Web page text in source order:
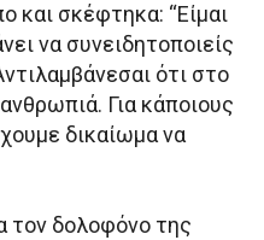
και σκέφτηκα: “Είμαι
να συνειδητοποιείς
ότι στο
Για κάποιους
δικαίωμα να
τον δολοφόνο της